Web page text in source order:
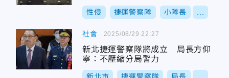
性侵 捷運警察隊 小隊長
社會
新北捷運警察隊將成立 局長方仰
寧：不壓縮分局警力
2025/08/29 22:27